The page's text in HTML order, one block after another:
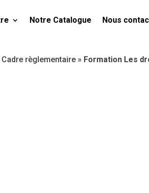
Notre Catalogue Nous
Cadre règlementaire » Formation Les